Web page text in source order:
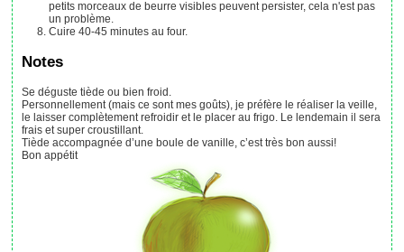
petits morceaux de beurre visibles peuvent persister, cela n'est pas
un problème.
Cuire 40-45 minutes au four.
Notes
Se déguste tiède ou bien froid.
Personnellement (mais ce sont mes goûts), je préfère le réaliser la veille,
le laisser complètement refroidir et le placer au frigo. Le lendemain il sera
frais et super croustillant.
Tiède accompagnée d’une boule de vanille, c’est très bon aussi!
Bon appétit